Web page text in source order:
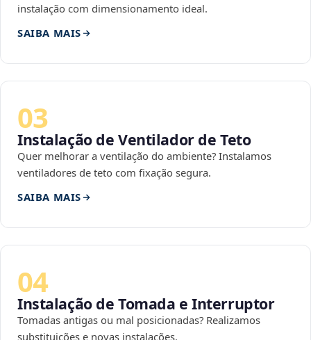
instalação com dimensionamento ideal.
SAIBA MAIS
03
Instalação de Ventilador de Teto
Quer melhorar a ventilação do ambiente? Instalamos
ventiladores de teto com fixação segura.
SAIBA MAIS
04
Instalação de Tomada e Interruptor
Tomadas antigas ou mal posicionadas? Realizamos
substituições e novas instalações.